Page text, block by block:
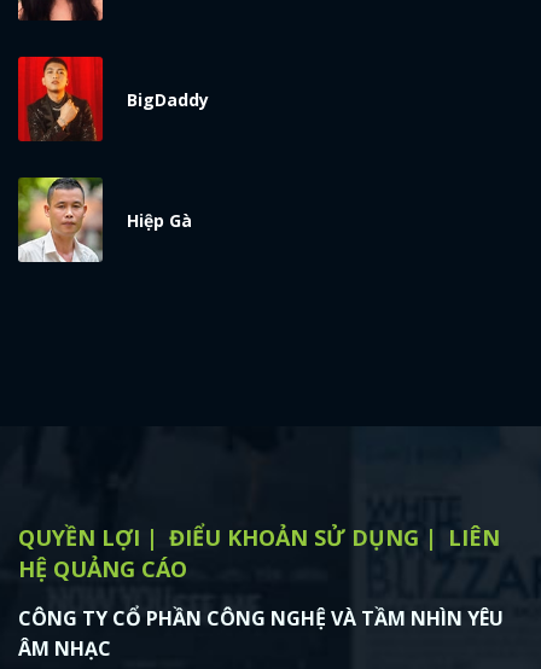
BigDaddy
Hiệp Gà
QUYỀN LỢI ĐIỂU KHOẢN SỬ DỤNG
LIÊN
HỆ QUẢNG CÁO
CÔNG TY CỔ PHẦN CÔNG NGHỆ VÀ TẦM NHÌN YÊU
ÂM NHẠC